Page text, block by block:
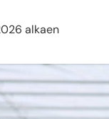
alkaen